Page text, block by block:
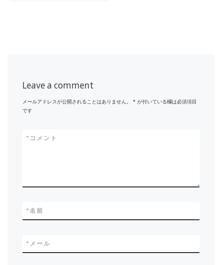
Leave a comment
メールアドレスが公開されることはありません。 * が付いている欄は必須項目
です
コメント
*
名前
*
メール
*